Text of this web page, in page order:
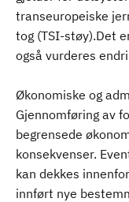
transeuropeiske
tog (TSI-støy).Det
også vurderes
Økonomiske og
Gjennomføring av
begrensede
konsekvenser.
kan dekkes
innført nye